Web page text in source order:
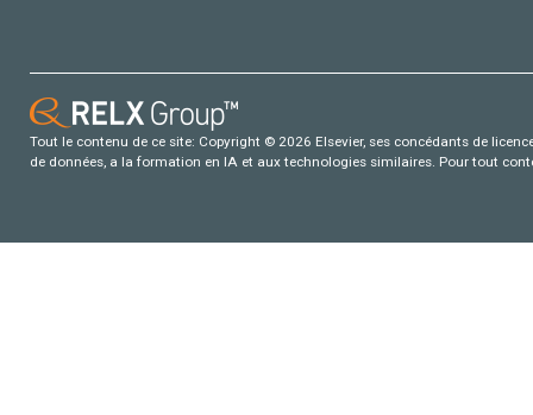
Tout le contenu de ce site: Copyright © 2026 Elsevier, ses concédants de
de données, a la formation en IA et aux technologies similaires. Pour tout